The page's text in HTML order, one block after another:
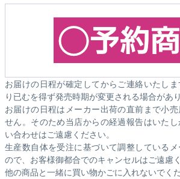
お届けの日程が確定してからご連絡いたし
り已むを得ず発売時期が変更される場合があり
お届けの日程はメーカー出荷の直前まで小
せん。そのため当店からの経過報告はいた
い合わせはご遠慮ください。
生産数自体を受注に基づいて調整している
ので、お客様御都合でのキャンセルはご遠慮く
他の商品と一緒に買い物かごに入れないでくだ